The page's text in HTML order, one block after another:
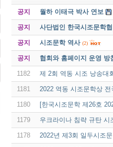
공지 월하 이태극 박사 연보
공지 사단법인 한국시조문학
공지 시조문학 역사 (2)
공지 협회와 홈페이지 운영 방
1182 제 2회 역동 시조 낭송대
1181 2022 역동 시조문학상 전
1180 [한국시조문학 제26호
1179 우크라이나 침략 규탄 시
1178 2022년 제3회 일두시조